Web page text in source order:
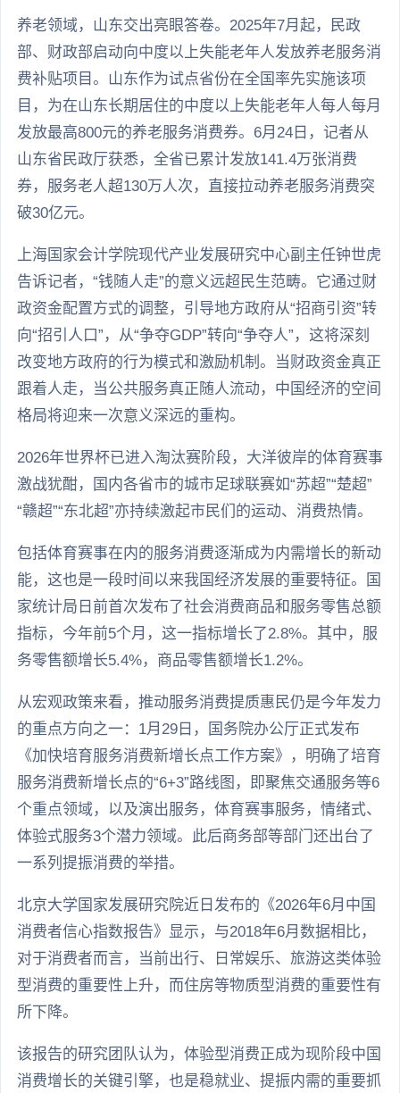
养老领域，山东交出亮眼答卷。2025年7月起，民政
部、财政部启动向中度以上失能老年人发放养老服务消
费补贴项目。山东作为试点省份在全国率先实施该项
目，为在山东长期居住的中度以上失能老年人每人每月
发放最高800元的养老服务消费券。6月24日，记者从
山东省民政厅获悉，全省已累计发放141.4万张消费
券，服务老人超130万人次，直接拉动养老服务消费突
破30亿元。
上海国家会计学院现代产业发展研究中心副主任钟世虎
告诉记者，“钱随人走”的意义远超民生范畴。它通过财
政资金配置方式的调整，引导地方政府从“招商引资”转
向“招引人口”，从“争夺GDP”转向“争夺人”，这将深刻
改变地方政府的行为模式和激励机制。当财政资金真正
跟着人走，当公共服务真正随人流动，中国经济的空间
格局将迎来一次意义深远的重构。
2026年世界杯已进入淘汰赛阶段，大洋彼岸的体育赛事
激战犹酣，国内各省市的城市足球联赛如“苏超”“楚超”
“赣超”“东北超”亦持续激起市民们的运动、消费热情。
包括体育赛事在内的服务消费逐渐成为内需增长的新动
能，这也是一段时间以来我国经济发展的重要特征。国
家统计局日前首次发布了社会消费商品和服务零售总额
指标，今年前5个月，这一指标增长了2.8%。其中，服
务零售额增长5.4%，商品零售额增长1.2%。
从宏观政策来看，推动服务消费提质惠民仍是今年发力
的重点方向之一：1月29日，国务院办公厅正式发布
《加快培育服务消费新增长点工作方案》，明确了培育
服务消费新增长点的“6+3”路线图，即聚焦交通服务等6
个重点领域，以及演出服务，体育赛事服务，情绪式、
体验式服务3个潜力领域。此后商务部等部门还出台了
一系列提振消费的举措。
北京大学国家发展研究院近日发布的《2026年6月中国
消费者信心指数报告》显示，与2018年6月数据相比，
对于消费者而言，当前出行、日常娱乐、旅游这类体验
型消费的重要性上升，而住房等物质型消费的重要性有
所下降。
该报告的研究团队认为，体验型消费正成为现阶段中国
消费增长的关键引擎，也是稳就业、提振内需的重要抓